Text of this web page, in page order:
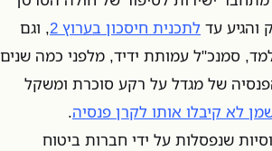
והגיע עד לתכנית חיסכון בערוץ 2
, וגם
סמנכ"ל עמותת ידיד, מלפני כמה שנים
של מגדל על רקע סוכרת ומשקל
לא קיבלו אותו לקרן פנסיה.
שנפסלות על ידי חברות ביטוח